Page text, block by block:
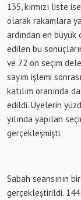
135, kırmızı liste
olarak rakamlara
ardından en büyük
edilen bu
ve 72 ön seçim
sayım işlemi
katılım oranında
edildi. Üyelerin
yılında yapılan
gerçekleşmişti.
Sabah seansının
gerçekleştirildi.